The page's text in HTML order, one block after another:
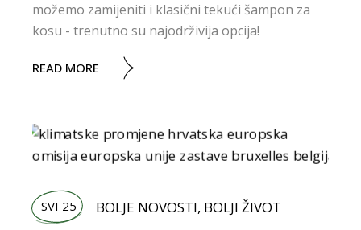
možemo zamijeniti i klasični tekući šampon za
kosu - trenutno su najodrživija opcija!
READ MORE
SVI 25 BOLJE NOVOSTI, BOLJI ŽIVOT